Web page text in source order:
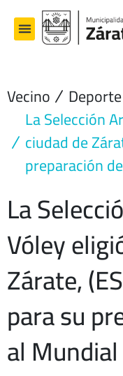
contenido
Vecino Deporte
La Selección
ciudad de
preparación
La
Vóley
Zárate,
para su
al